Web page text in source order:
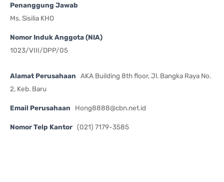
Penanggung Jawab
Ms. Sisilia KHO
Nomor Induk Anggota (NIA)
1023/VIII/DPP/05
Alamat Perusahaan
AKA Building 8th floor, Jl. Bangka Raya No.
2, Keb. Baru
Email Perusahaan Hong8888@cbn.net.id
Nomor Telp Kantor (021) 7179-3585